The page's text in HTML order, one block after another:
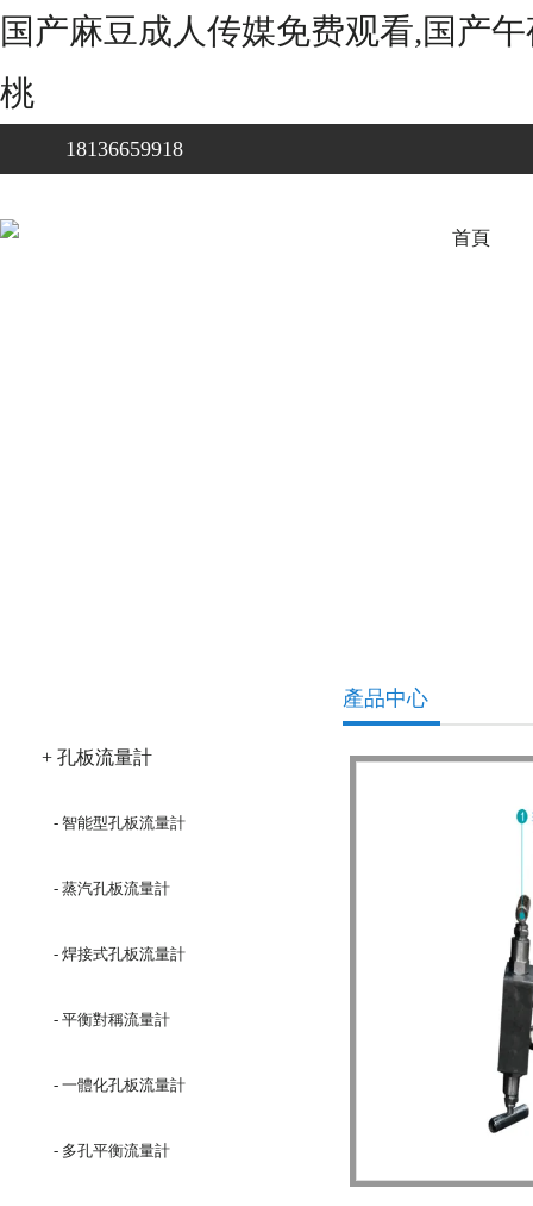
国产麻豆成人传媒免费观看,国产
桃
18136659918
首頁
+ 孔板流量計
- 智能型孔板流量計
- 蒸汽孔板流量計
- 焊接式孔板流量計
- 平衡對稱流量計
- 一體化孔板流量計
- 多孔平衡流量計
產品中心